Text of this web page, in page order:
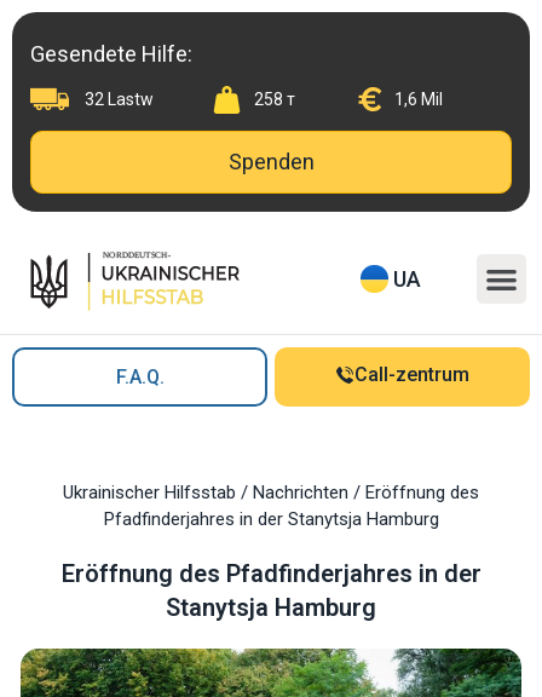
Skip
to
contentGesendete Hilfe:
32 Lastw 258 т 1,6 Mil
Spenden
UA
F.A.Q. Call-zentrum
Ukrainischer Hilfsstab / Nachrichten / Eröffnung des
Pfadfinderjahres in der Stanytsja Hamburg
Eröffnung des Pfadfinderjahres in der
Stanytsja Hamburg